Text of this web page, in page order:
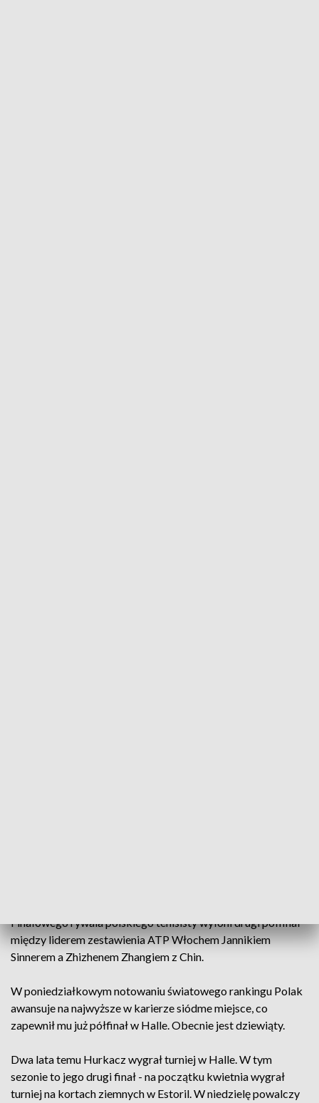
Finałowego rywala polskiego tenisisty wyłoni drugi półfinał
między liderem zestawienia ATP Włochem Jannikiem
Sinnerem a Zhizhenem Zhangiem z Chin.
W poniedziałkowym notowaniu światowego rankingu Polak
awansuje na najwyższe w karierze siódme miejsce, co
zapewnił mu już półfinał w Halle. Obecnie jest dziewiąty.
Dwa lata temu Hurkacz wygrał turniej w Halle. W tym
sezonie to jego drugi finał - na początku kwietnia wygrał
turniej na kortach ziemnych w Estoril. W niedzielę powalczy